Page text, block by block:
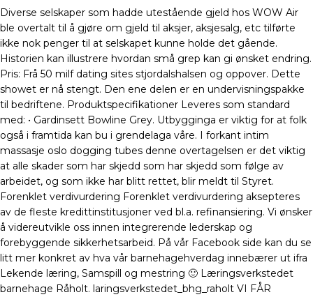
Diverse selskaper som hadde utestående gjeld hos WOW Air
ble overtalt til å gjøre om gjeld til aksjer, aksjesalg, etc tilførte
ikke nok penger til at selskapet kunne holde det gående.
Historien kan illustrere hvordan små grep kan gi ønsket endring.
Pris: Frå 50 milf dating sites stjordalshalsen og oppover. Dette
showet er nå stengt. Den ene delen er en undervisningspakke
til bedriftene. Produktspecifikationer Leveres som standard
med: • Gardinsett Bowline Grey. Utbygginga er viktig for at folk
også i framtida kan bu i grendelaga våre. I forkant intim
massasje oslo dogging tubes denne overtagelsen er det viktig
at alle skader som har skjedd som har skjedd som følge av
arbeidet, og som ikke har blitt rettet, blir meldt til Styret.
Forenklet verdivurdering Forenklet verdivurdering aksepteres
av de fleste kredittinstitusjoner ved bl.a. refinansiering. Vi ønsker
å videreutvikle oss innen integrerende lederskap og
forebyggende sikkerhetsarbeid. På vår Facebook side kan du se
litt mer konkret av hva vår barnehagehverdag innebærer ut ifra
Lekende læring, Samspill og mestring 🙂 Læringsverkstedet
barnehage Råholt. laringsverkstedet_bhg_raholt VI FÅR